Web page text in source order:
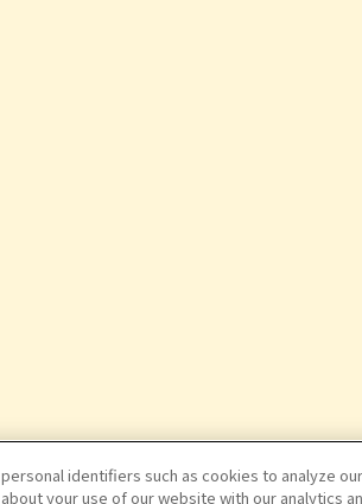
identifiers such as cookies to analyze
your use of our website with our analytics